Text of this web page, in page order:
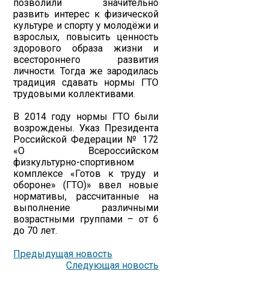
позволили значительно
развить интерес к физической
культуре и спорту у молодёжи и
взрослых, повысить ценность
здорового образа жизни и
всестороннего развития
личности. Тогда же зародилась
традиция сдавать нормы ГТО
трудовыми коллективами.
В 2014 году нормы ГТО были
возрождены. Указ Президента
Российской Федерации № 172
«О Всероссийском
физкультурно-спортивном
комплексе «Готов к труду и
обороне» (ГТО)» ввел новые
нормативы, рассчитанные на
выполнение различными
возрастными группами – от 6
до 70 лет.
Предыдущая новость
Следующая новость